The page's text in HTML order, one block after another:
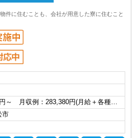
件に住むことも、会社が用意した寮に住むこと
～ 月収例：283,380円(月給＋各種…
市